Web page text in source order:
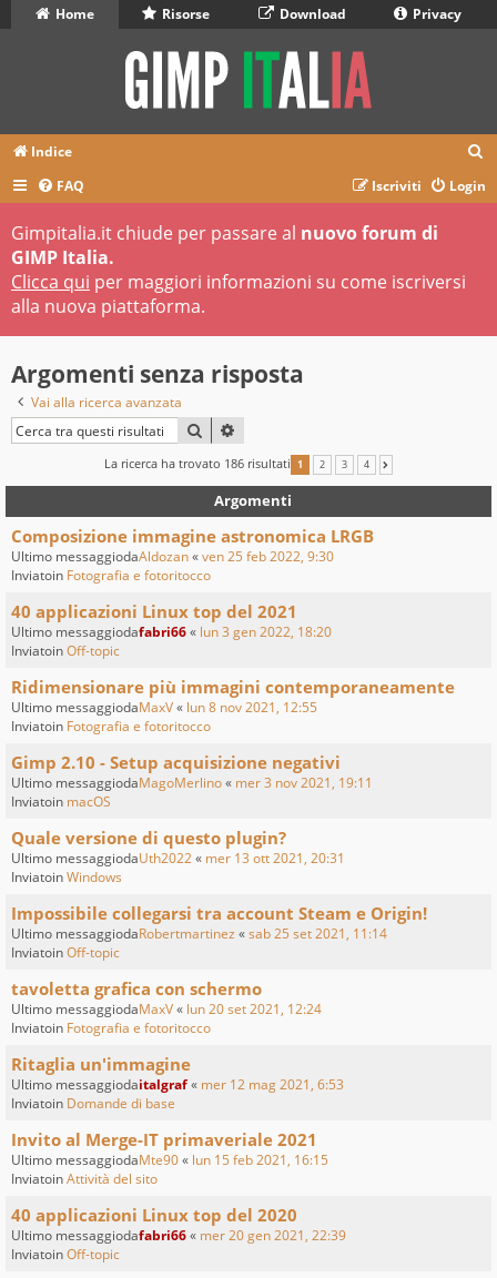
Home Risorse Download Privacy
Indice
r
FAQ Login
Iscriviti
Gimpitalia.it chiude per passare al nuovo forum di
GIMP Italia.
Clicca qui per maggiori informazioni su come iscriversi
alla nuova piattaforma.
Argomenti senza risposta
Vai alla ricerca avanzata
CERCA
La ricerca ha trovato 186 risultati 1 2 3 4
Argomenti
Composizione immagine astronomica LRGB
Ultimo messaggiodaAldozan«ven 25 feb 2022, 9:30
Inviatoin Fotografia e fotoritocco
40 applicazioni Linux top del 2021
Ultimo messaggiodafabri66« lun 3 gen 2022, 18:20
InviatoinOff-topic
Ridimensionare più immagini contemporaneamente
Ultimo messaggiodaMaxV« lun 8 nov 2021, 12:55
Inviatoin Fotografia e fotoritocco
Gimp 2.10 - Setup acquisizione negativi
Ultimo messaggiodaMagoMerlino« mer 3 nov 2021, 19:11
Inviatoin macOS
Quale versione di questo plugin?
Ultimo messaggiodaUth2022« mer 13 ott 2021, 20:31
InviatoinWindows
Impossibile collegarsi tra account Steam e Origin!
Ultimo messaggiodaRobertmartinez «sab 25 set 2021, 11:14
InviatoinOff-topic
tavoletta grafica con schermo
Ultimo messaggiodaMaxV« lun 20 set 2021, 12:24
Inviatoin Fotografia e fotoritocco
Ritaglia un'immagine
Ultimo messaggiodaitalgraf« mer 12 mag 2021, 6:53
Inviatoin Domande di base
Invito al Merge-IT primaveriale 2021
Ultimo messaggiodaMte90« lun 15 feb 2021, 16:15
InviatoinAttività del sito
40 applicazioni Linux top del 2020
Ultimo messaggiodafabri66« mer 20 gen 2021, 22:39
InviatoinOff-topic